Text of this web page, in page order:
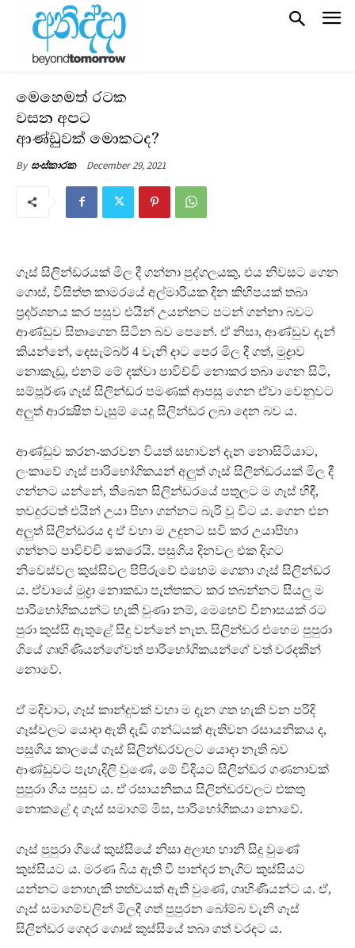
මෙහෙමත් රටක
වසන අපට
ආණ්ඩුවක් මොකටද?
By සංස්කාරක December 29, 2021
ගෑස් සිලින්ඩරයක් මිල දී ගන්නා පුද්ගලයකු, එය නිවසට ගෙන
ගොස්, විසිත්ත කාමරයේ අල්මාරියක දින කිහිපයක් තබා
ප්‍රදර්ශනය කර පසුව එයින් උයන්නට පටන් ගන්නා බවට
ආණ්ඩුව සිතාගෙන සිටින බව පෙනේ. ඒ නිසා, ආණ්ඩුව දැන්
කියන්නේ, දෙසැම්බර් 4 වැනි දාට පෙර මිල දී ගත්, මුද්‍රාව
නොකැඩූ, එනම් මේ දක්වා පාවිච්චි නොකර තබා ගෙන සිටි,
සම්පූර්ණ ගෑස් සිලින්ඩර පමණක් ආපසු ගෙන ඒවා වෙනුවට
අලුත් ආරක්‍ෂිත වැසුම් යෙදූ සිලින්ඩර ලබා දෙන බව ය.
ආණ්ඩුව කරන-කරවන වියත් සභාවන් දැන නොසිටියාට,
ලංකාවේ ගෑස් පාරිභෝගිකයන් අලුත් ගෑස් සිලින්ඩරයක් මිල දී
ගන්නට යන්නේ, තිබෙන සිලින්ඩරයේ පතුලට ම ගෑස් හිඳී,
තවදුරටත් එයින් උයා පිහා ගන්නට බැරි වූ විට ය. ගෙන එන
අලුත් සිලින්ඩරය ද ඒ වහා ම උදුනට සවි කර උයාපිහා
ගන්නට පාවිච්චි කෙරෙයි. පසුගිය දිනවල එක දිගට
නිවෙස්වල කුස්සිවල පිපිරුවේ එහෙම ගෙනා ගෑස් සිලින්ඩර
ය. ඒවායේ මුද්‍රා නොකඩා පැත්තකට කර තබන්නට සියලු ම
පාරිභෝගිකයන්ට හැකි වුණා නම්, මෙහෙව් විනාසයක් රට
පුරා කුස්සි ඇතුළේ සිදු වන්නේ නැත. සිලින්ඩර එහෙම පුපුරා
ගියේ ගෘහිණියන්ගේවත් පාරිභෝගිකයන්ගේ වත් වරදකින්
නොවේ.
ඒ මදිවාට, ගෑස් කාන්දුවක් වහා ම දැන ගත හැකි වන පරිදි
ගෑස්වලට යොදා ඇති දැඩි ගන්ධයක් ඇතිවන රසායනිකය ද,
පසුගිය කාලයේ ගෑස් සිලින්ඩරවලට යොදා නැති බව
ආණ්ඩුවට පැහැදිලි වුණේ, මේ විදියට සිලින්ඩර ගණනාවක්
පුපුරා ගිය පසුව ය. ඒ රසායනිකය සිලින්ඩරවලට එකතු
නොකළේ ද ගෑස් සමාගම් මිස, පාරිභෝගිකයා නොවේ.
ගෑස් පුපුරා ගියේ කුස්සියේ නිසා අලාභ හානි සිදු වුණේ
කුස්සියට ය. මරණ බිය ඇති වී පාන්දර නැගිට කුස්සියට
යන්නට නොහැකි තත්වයක් ඇති වුණේ, ගෘහිණියන්ට ය. ඒ,
ගෑස් සමාගම්වලින් මිලදී ගත් පුපුරන බෝම්බ වැනි ගෑස්
සිලින්ඩර ගෙදර ගොස් කුස්සියේ තබා ගත් වරදට ය.